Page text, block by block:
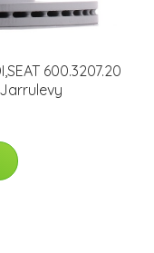
600.3207.20
Jarrulevy